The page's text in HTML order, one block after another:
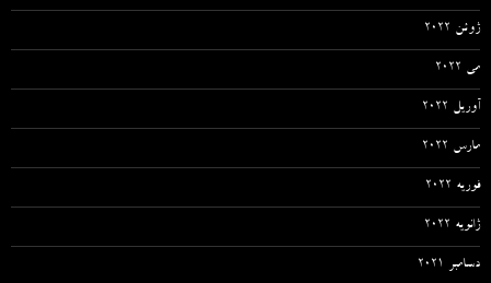
ژوئن 2022
می 2022
آوریل 2022
مارس 2022
فوریه 2022
ژانویه 2022
دسامبر 2021